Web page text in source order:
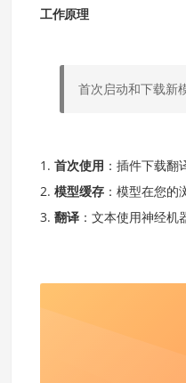
工作原理
首次启动和下载新
首次使用 ：插件下载翻
模型缓存 ：模型在您的
翻译 ：文本使用神经机